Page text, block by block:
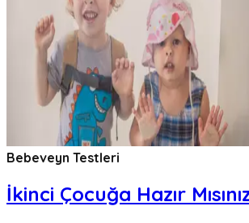
Bebeveyn Testleri
İkinci Çocuğa Hazır